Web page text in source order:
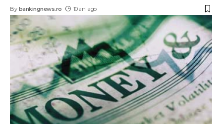
By bankingnews.ro 10 ani ago